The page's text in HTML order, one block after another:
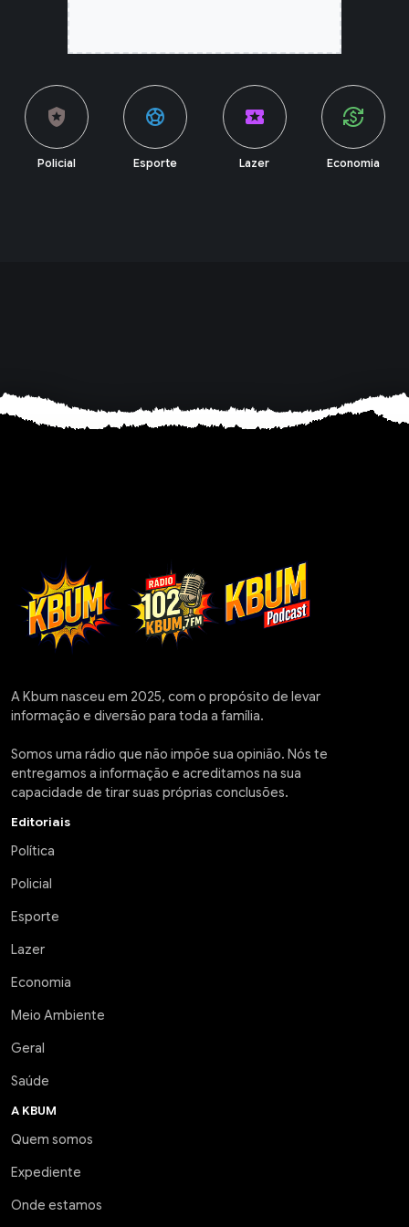
local_police
Policial
sports_soccer
Esporte
local_activity
Lazer
currency_exchange
Economia
A Kbum nasceu em 2025, com o propósito de levar
informação e diversão para toda a família.
Somos uma rádio que não impõe sua opinião. Nós te
entregamos a informação e acreditamos na sua
capacidade de tirar suas próprias conclusões.
Editoriais
Política
Policial
Esporte
Lazer
Economia
Meio Ambiente
Geral
Saúde
A KBUM
Quem somos
Expediente
Onde estamos